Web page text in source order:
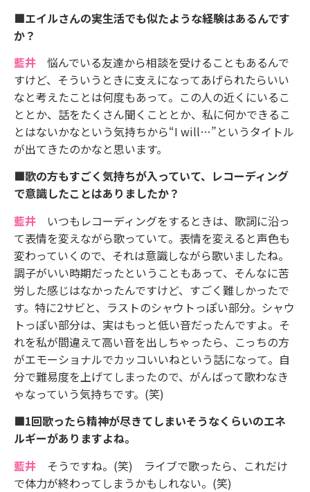
■エイルさんの実生活でも似たような経験はあるんです
か？
藍井 悩んでいる友達から相談を受けることもあるんで
すけど、そういうときに支えになってあげられたらいい
なと考えたことは何度もあって。この人の近くにいるこ
ととか、話をたくさん聞くこととか、私に何かできるこ
とはないかなという気持ちから“I will…”というタイトル
が出てきたのかなと思います。
■歌の方もすごく気持ちが入っていて、レコーディング
で意識したことはありましたか？
藍井 いつもレコーディングをするときは、歌詞に沿っ
て表情を変えながら歌っていて。表情を変えると声色も
変わっていくので、それは意識しながら歌いましたね。
調子がいい時期だったということもあって、そんなに苦
労した感じはなかったんですけど、すごく難しかったで
す。特に2サビと、ラストのシャウトっぽい部分。シャウ
トっぽい部分は、実はもっと低い音だったんですよ。そ
れを私が間違えて高い音を出しちゃったら、こっちの方
がエモーショナルでカッコいいねという話になって。自
分で難易度を上げてしまったので、がんばって歌わなき
ゃなっていう気持ちです。(笑)
■1回歌ったら精神が尽きてしまいそうなくらいのエネ
ルギーがありますよね。
藍井 そうですね。(笑) ライブで歌ったら、これだけ
で体力が終わってしまうかもしれない。(笑)